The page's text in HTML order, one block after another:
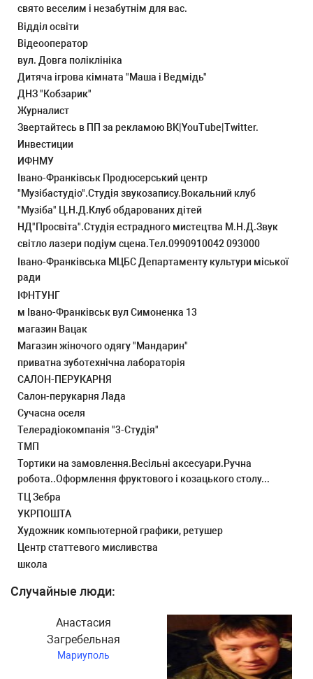
свято веселим і незабутнім для вас.
Відділ освіти
Відеооператор
вул. Довга поліклініка
Дитяча ігрова кімната "Маша і Ведмідь"
ДНЗ "Кобзарик"
Журналист
Звертайтесь в ПП за рекламою ВК|YouTube|Twitter.
Инвестиции
ИФНМУ
Івано-Франківськ Продюсерський центр
"Музібастудіо".Студія звукозапису.Вокальний клуб
"Музіба" Ц.Н.Д.Клуб обдарованих дітей
НД"Просвіта".Студія естрадного мистецтва М.Н.Д.Звук
світло лазери подіум сцена.Тел.0990910042 093000
Івано-Франківська МЦБС Департаменту культури міської
ради
ІФНТУНГ
м Івано-Франківськ вул Симоненка 13
магазин Вацак
Магазин жіночого одягу "Мандарин"
приватна зуботехнічна лабораторія
САЛОН-ПЕРУКАРНЯ
Салон-перукарня Лада
Сучасна оселя
Телерадіокомпанія "3-Студія"
ТМП
Тортики на замовлення.Весільні аксесуари.Ручна
робота..Оформлення фруктового і козацького столу...
ТЦ Зебра
УКРПОШТА
Художник компьютерной графики, ретушер
Центр статтевого мисливства
школа
Случайные люди:
Анастасия
Загребельная
Мариуполь